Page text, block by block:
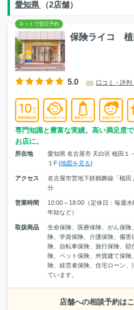
愛知県 （2店舗）
保険ライコ 植
5.0 口コミ・評判
専門知識と豊富な実績。高い満足度
お店に。
所在地
愛知県 名古屋市 天白区 植田１
１F (地図を見る)
アクセス
名古屋市営地下鉄鶴舞線「植
分
営業時間
10:00～18:00（定休日：毎週
年始など）
取扱商品
生命保険、医療保険、がん保
険、学資保険、介護保険、傷
険、自転車保険、旅行保険、
険、ペット保険、外貨建て保
険、経営者保険、住宅ローン、
ています。
店舗への相談予約は